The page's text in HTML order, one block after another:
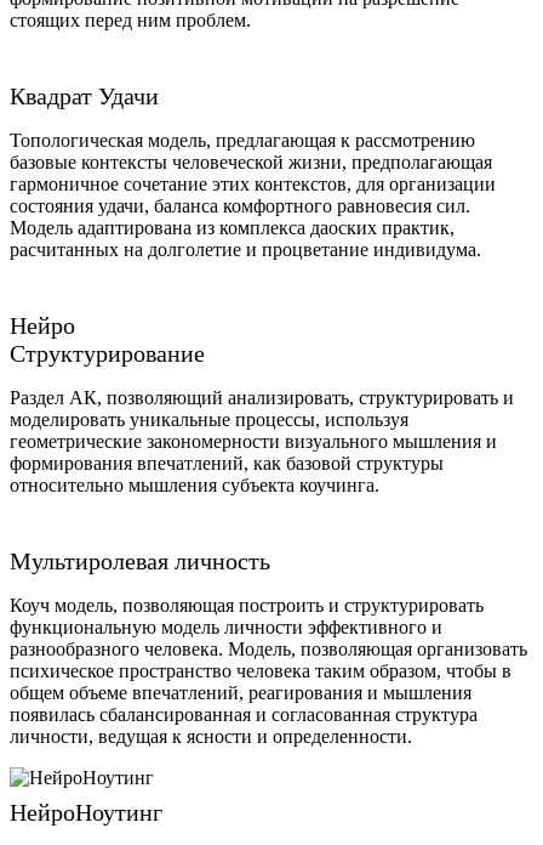
стоящих перед ним проблем.
Квадрат Удачи
Топологическая модель, предлагающая к рассмотрению
базовые контексты человеческой жизни, предполагающая
гармоничное сочетание этих контекстов, для организации
состояния удачи, баланса комфортного равновесия сил.
Модель адаптирована из комплекса даоских практик,
расчитанных на долголетие и процветание индивидума.
Нейро
Структурирование
Раздел АК, позволяющий анализировать, структурировать и
моделировать уникальные процессы, используя
геометрические закономерности визуального мышления и
формирования впечатлений, как базовой структуры
относительно мышления субъекта коучинга.
Мультиролевая личность
Коуч модель, позволяющая построить и структурировать
функциональную модель личности эффективного и
разнообразного человека. Модель, позволяющая организовать
психическое пространство человека таким образом, чтобы в
общем объеме впечатлений, реагирования и мышления
появилась сбалансированная и согласованная структура
личности, ведущая к ясности и определенности.
НейроНоутинг